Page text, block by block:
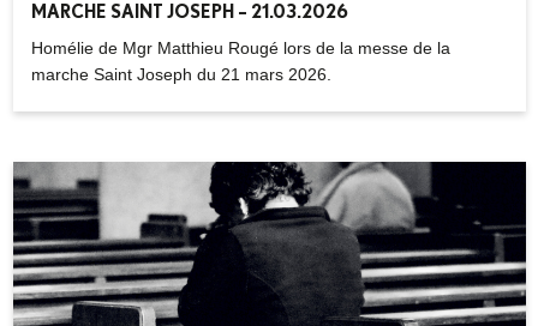
MARCHE SAINT JOSEPH – 21.03.2026
Homélie de Mgr Matthieu Rougé lors de la messe de la
marche Saint Joseph du 21 mars 2026.